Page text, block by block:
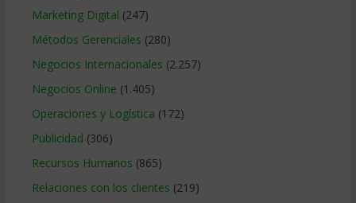
Marketing Digital (247)
Métodos Gerenciales (280)
Negocios Internacionales (2.257)
Negocios Online (1.405)
Operaciones y Logística (172)
Publicidad (306)
Recursos Humanos (865)
Relaciones con los clientes (219)